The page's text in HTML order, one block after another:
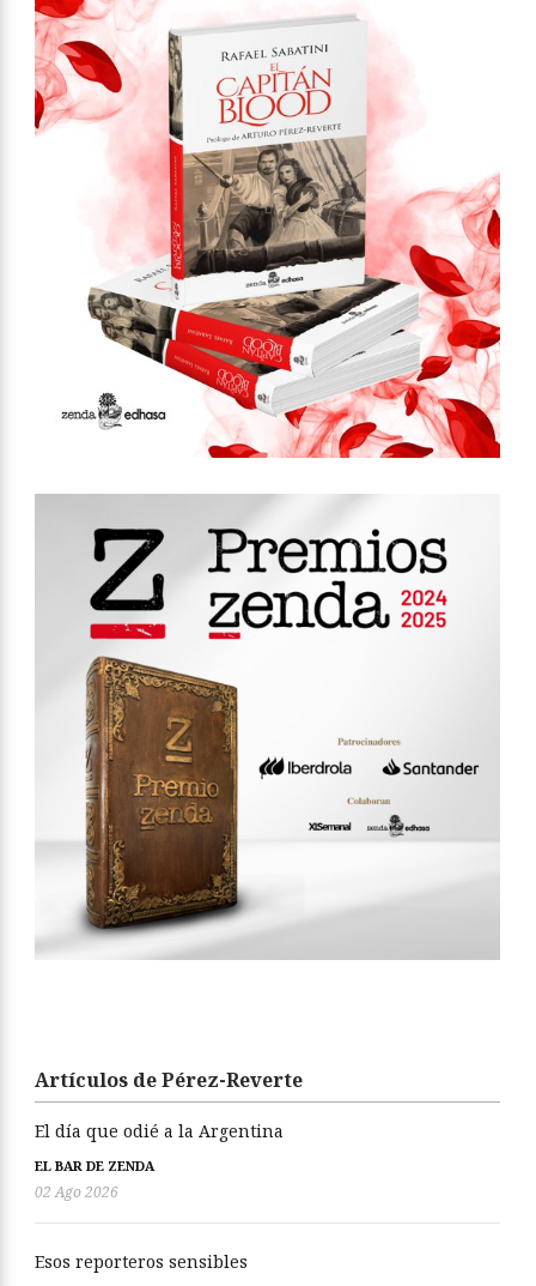
Artículos de Pérez-Reverte
El día que odié a la Argentina
EL BAR DE ZENDA
02 Ago 2026
Esos reporteros sensibles